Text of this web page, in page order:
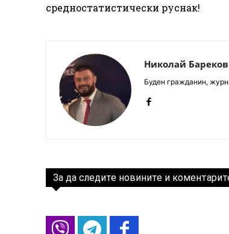
средностатистически руснак!
Николай Бареков
Буден гражданин,
За да следите новините и